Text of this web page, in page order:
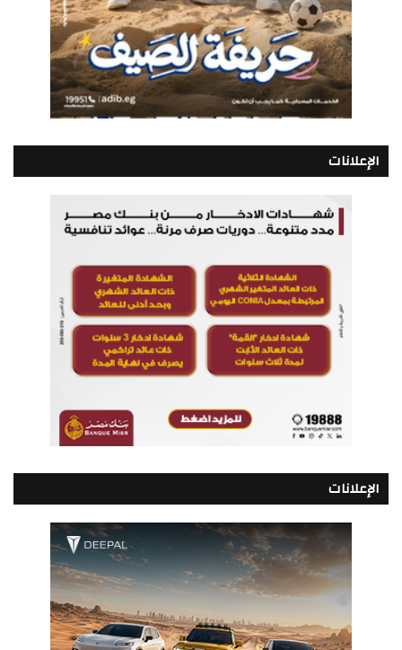
الإعلانات
الإعلانات